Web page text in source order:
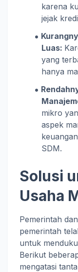
karena
jejak
Luas:
yang
hanya
mikro
aspek
SDM.
Solusi
Usaha
Pemerintah
pemerintah
untuk
Berikut
mengatasi